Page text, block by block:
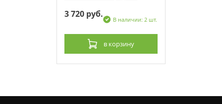
3 720 руб.
В наличии: 2 шт.
в корзину